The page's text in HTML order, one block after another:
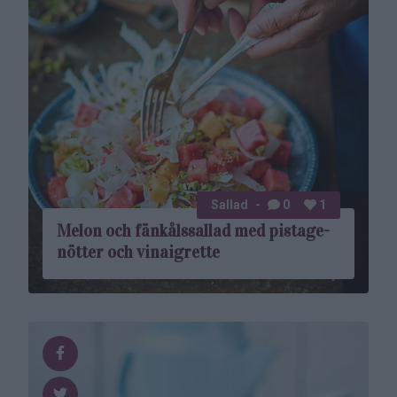
Melon och fänkåls­sallad med pistage­
nötter och vinaigrette
Sallad 0 1